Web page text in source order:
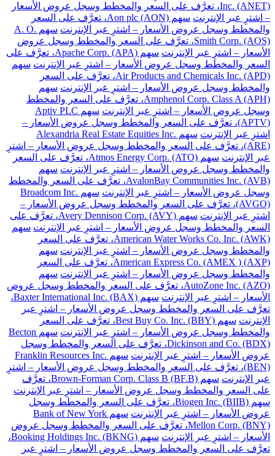
Inc. (ANET)، تعرَّف على السعر والمخطط وسجل عروض الأسعار
– اشترِ عبر الإنترنت
سهم Aon plc (AON)، تعرَّف على السعر
والمخطط وسجل عروض الأسعار – اشترِ عبر الإنترنت
سهم A. O.
Smith Corp. (AOS)، تعرَّف على السعر والمخطط وسجل عروض
الأسعار – اشترِ عبر الإنترنت
سهم Apache Corp. (APA)، تعرَّف على
السعر والمخطط وسجل عروض الأسعار – اشترِ عبر الإنترنت سهم
Air Products and Chemicals Inc. (APD)، تعرَّف على السعر
والمخطط وسجل عروض الأسعار – اشترِ عبر الإنترنت سهم
Amphenol Corp. Class A (APH)، تعرَّف على السعر والمخطط
وسجل عروض الأسعار – اشترِ عبر الإنترنت
سهم Aptiv PLC
(APTV)، تعرَّف على السعر والمخطط وسجل عروض الأسعار –
اشترِ عبر الإنترنت
سهم Alexandria Real Estate Equities Inc.
(ARE)، تعرَّف على السعر والمخطط وسجل عروض الأسعار – اشترِ
عبر الإنترنت
سهم Atmos Energy Corp. (ATO)، تعرَّف على السعر
والمخطط وسجل عروض الأسعار – اشترِ عبر الإنترنت سهم
AvalonBay Communities Inc. (AVB)، تعرَّف على السعر والمخطط
وسجل عروض الأسعار – اشترِ عبر الإنترنت
سهم Broadcom Inc.
(AVGO)، تعرَّف على السعر والمخطط وسجل عروض الأسعار –
اشترِ عبر الإنترنت
سهم Avery Dennison Corp. (AVY)، تعرَّف على
السعر والمخطط وسجل عروض الأسعار – اشترِ عبر الإنترنت سهم
American Water Works Co. Inc. (AWK)، تعرَّف على السعر
والمخطط وسجل عروض الأسعار – اشترِ عبر الإنترنت سهم
American Express Co. (AMEX ) (AXP)، تعرَّف على السعر
والمخطط وسجل عروض الأسعار – اشترِ عبر الإنترنت سهم
AutoZone Inc. (AZO)، تعرَّف على السعر والمخطط وسجل عروض
الأسعار – اشترِ عبر الإنترنت
سهم Baxter International Inc. (BAX)،
تعرَّف على السعر والمخطط وسجل عروض الأسعار – اشترِ عبر
الإنترنت
سهم Best Buy Co. Inc. (BBY)، تعرَّف على السعر
والمخطط وسجل عروض الأسعار – اشترِ عبر الإنترنت
سهم Becton
Dickinson and Co. (BDX)، تعرَّف على السعر والمخطط وسجل
عروض الأسعار – اشترِ عبر الإنترنت
سهم Franklin Resources Inc.
(BEN)، تعرَّف على السعر والمخطط وسجل عروض الأسعار – اشترِ
عبر الإنترنت
سهم Brown-Forman Corp. Class B (BF.B)، تعرَّف
على السعر والمخطط وسجل عروض الأسعار – اشترِ عبر الإنترنت
سهم Biogen Inc. (BIIB)، تعرَّف على السعر والمخطط وسجل
عروض الأسعار – اشترِ عبر الإنترنت
سهم Bank of New York
Mellon Corp. (BNY)، تعرَّف على السعر والمخطط وسجل عروض
الأسعار – اشترِ عبر الإنترنت
سهم Booking Holdings Inc. (BKNG)،
تعرَّف على السعر والمخطط وسجل عروض الأسعار – اشترِ عبر